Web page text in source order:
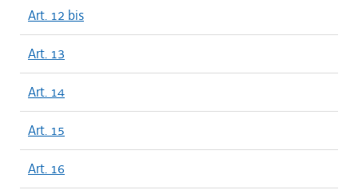
Art. 12 bis
Art. 13
Art. 14
Art. 15
Art. 16